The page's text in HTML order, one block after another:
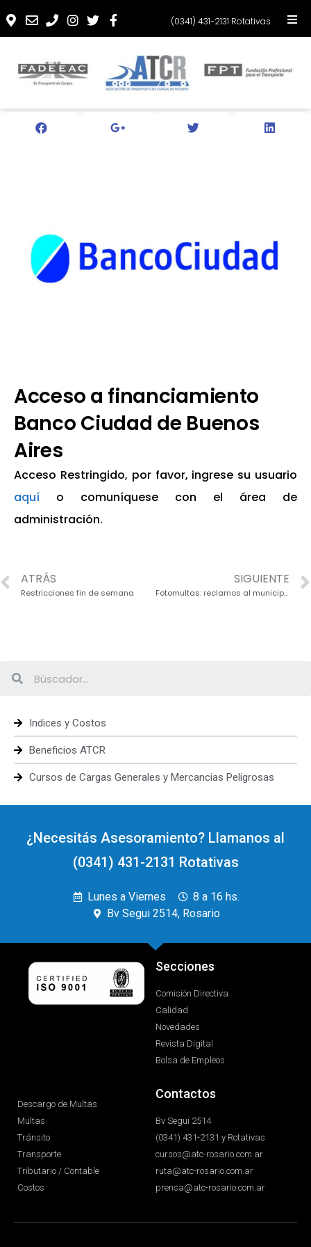
(0341) 431-2131 Rotativas
Acceso a financiamiento
Banco Ciudad de Buenos
Aires
Acceso Restringido, por favor, ingrese su usuario
aquí o comuníquese con el área de
administración.
ATRÁS
Restricciones fin de semana
SIGUIENTE
Fotomultas: reclamos al municipio
Indices y Costos
Beneficios ATCR
Cursos de Cargas Generales y Mercancias Peligrosas
¿Necesitás Asesoramiento? Llamanos al
(0341) 431-2131 Rotativas
Lunes a Viernes
8 a 16 hs.
Bv Segui 2514, Rosario
Secciones
Comisión Directiva
Calidad
Novedades
Revista Digital
Bolsa de Empleos
Descargo de Multas
Multas
Tránsito
Transporte
Tributario / Contable
Costos
Contactos
Bv Segui 2514
(0341) 431-2131 y Rotativas
cursos@atc-rosario.com.ar
ruta@atc-rosario.com.ar
prensa@atc-rosario.com.ar